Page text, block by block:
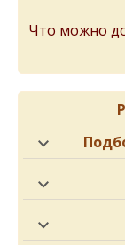
Что можно